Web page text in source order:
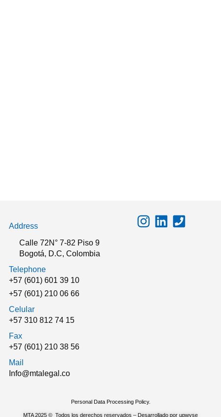
Address
Calle 72N° 7-82 Piso 9
Bogotá, D.C, Colombia
Telephone
+57 (601) 601 39 10
+57 (601) 210 06 66
Celular
+57 310 812 74 15
Fax
+57 (601) 210 38 56
Mail
Info@mtalegal.co
Personal Data Processing Policy.
MTA 2025 © Todos los derechos reservados – Desarrollado por upwyse